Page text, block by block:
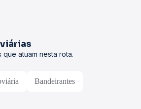
atuam nesta rota.
Bandeirantes